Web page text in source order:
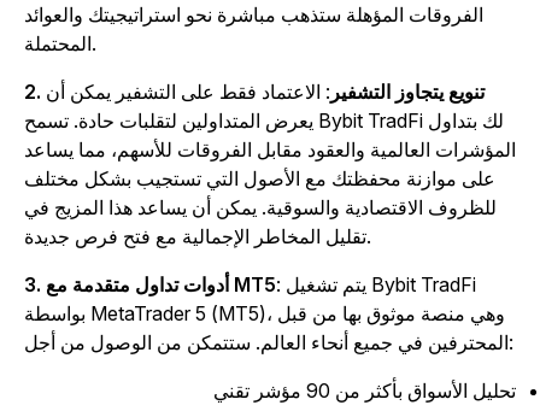
الفروقات المؤهلة ستذهب مباشرة نحو استراتيجيتك والعوائد
2. تنويع يتجاوز التشفير: الاعتماد فقط على التشفير يمكن أن
يعرض المتداولين لتقلبات حادة. تسمح Bybit TradFi لك بتداول
العالمية والعقود مقابل الفروقات للأسهم، مما يساعد
على موازنة محفظتك مع الأصول التي تستجيب بشكل مختلف
للظروف الاقتصادية والسوقية. يمكن أن يساعد هذا المزيج في
3. أدوات تداول متقدمة مع MT5: يتم تشغيل Bybit TradFi
بواسطة MetaTrader 5 (MT5)، وهي منصة موثوق بها من قبل
الأسواق بأكثر من 90 مؤشر تقني